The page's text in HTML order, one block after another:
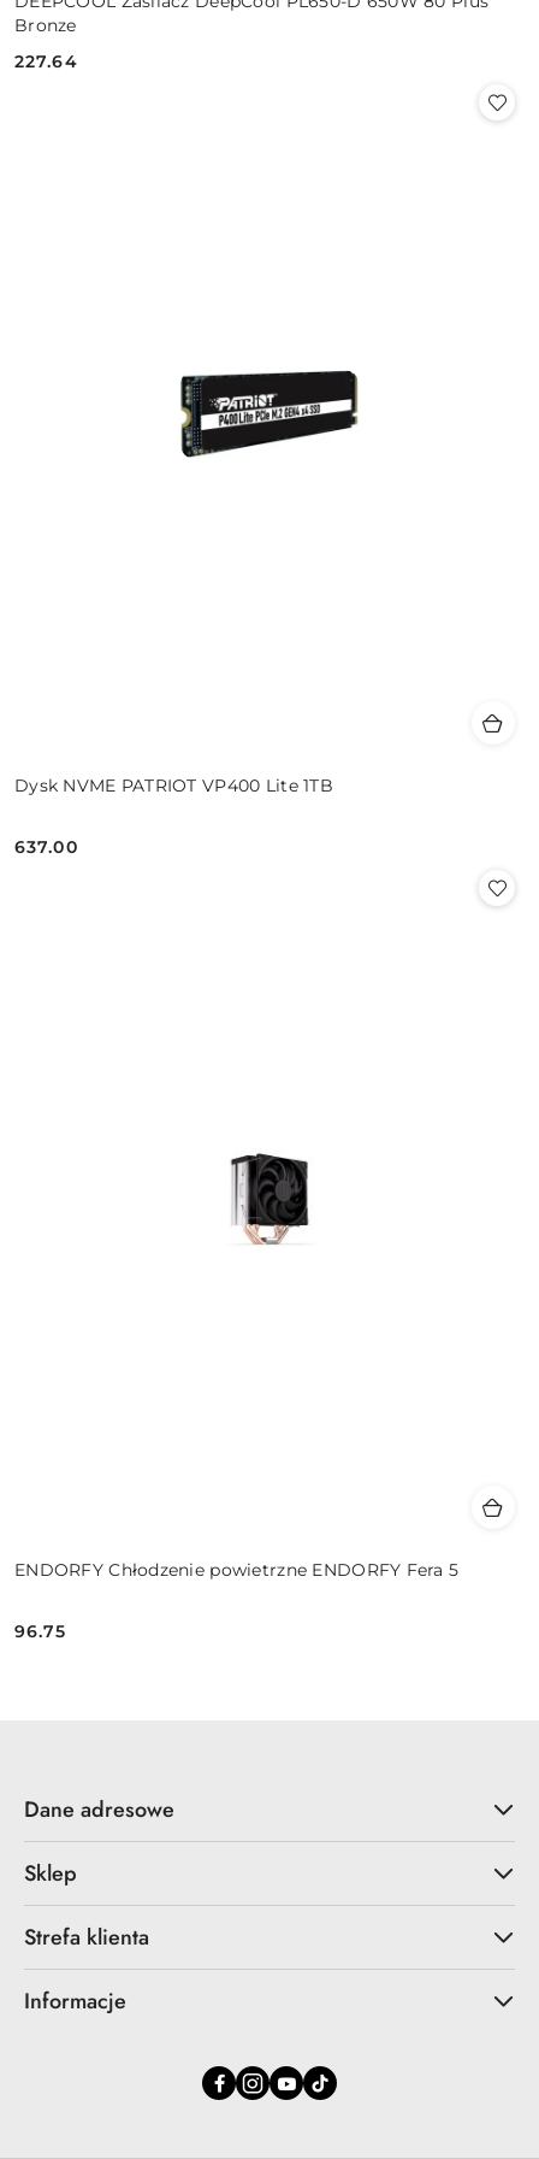
Bronze
Cena:
227.64
Dysk NVME PATRIOT VP400 Lite 1TB
Cena:
637.00
ENDORFY Chłodzenie powietrzne ENDORFY Fera 5
Cena:
96.75
Dane adresowe
Sklep
Strefa klienta
Informacje